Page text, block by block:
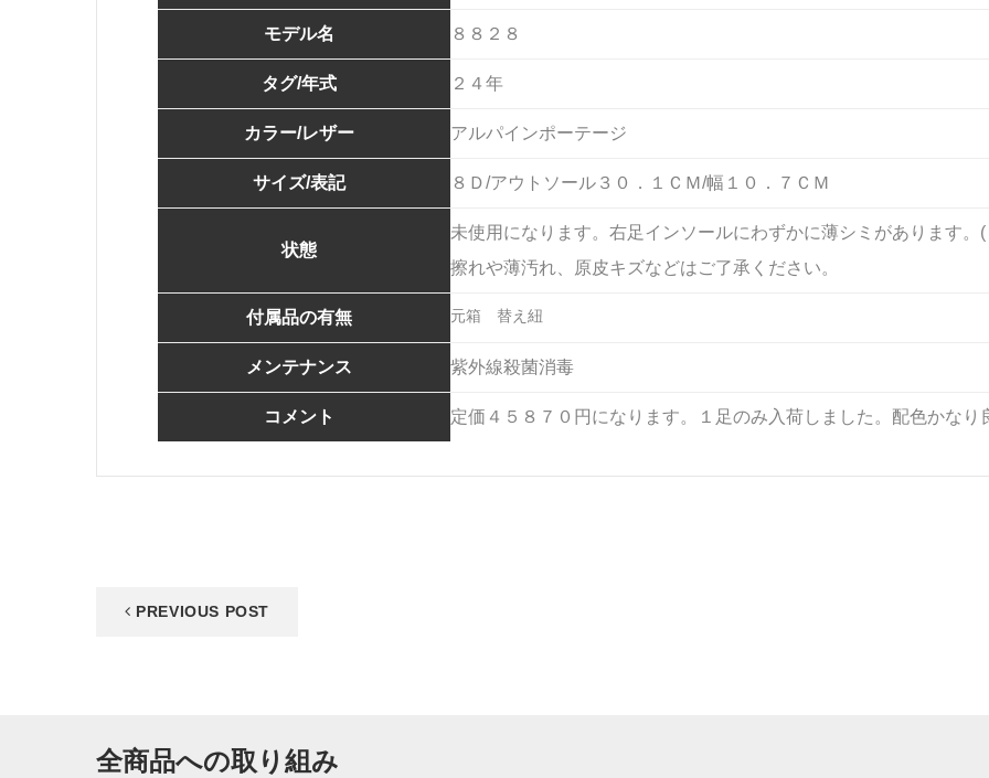
モデル名 ８８２８
タグ/年式 ２４年
カラー/レザー アルパインポーテージ
サイズ/表記 ８Ｄ/アウトソール３０．１ＣＭ/幅１０．７ＣＭ
状態
未使用になります。右足インソールにわずかに薄シミがあります
擦れや薄汚れ、原皮キズなどはご了承ください。
付属品の有無 元箱 替え紐
メンテナンス 紫外線殺菌消毒
コメント 定価４５８７０円になります。１足のみ入荷しました。配色かなり
PREVIOUS POST
全商品への取り組み